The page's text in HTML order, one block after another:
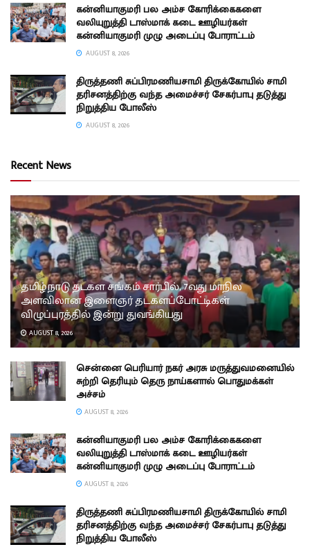
கன்னியாகுமரி பல அம்ச கோரிக்கைகளை
வலியுறுத்தி டாஸ்மாக் கடை ஊழியர்கள்
கன்னியாகுமரி முழு அடைப்பு போராட்டம்
AUGUST 8, 2026
திருத்தணி சுப்பிரமணியசாமி திருக்கோயில் சாமி
தரிசனத்திற்கு வந்த அமைச்சர் சேகர்பாபு தடுத்து
நிறுத்திய போலீஸ்
AUGUST 8, 2026
Recent News
தமிழ்நாடு தடகள சங்கம் சார்பில், 7வது மாநில
அளவிலான இளைஞர் தடகளப்போட்டிகள்
விழுப்புரத்தில் இன்று துவங்கியது
AUGUST 8, 2026
சென்னை பெரியார் நகர் அரசு மருத்துவமனையில்
சுற்றி தெரியும் தெரு நாய்களால் பொதுமக்கள்
அச்சம்
AUGUST 8, 2026
கன்னியாகுமரி பல அம்ச கோரிக்கைகளை
வலியுறுத்தி டாஸ்மாக் கடை ஊழியர்கள்
கன்னியாகுமரி முழு அடைப்பு போராட்டம்
AUGUST 8, 2026
திருத்தணி சுப்பிரமணியசாமி திருக்கோயில் சாமி
தரிசனத்திற்கு வந்த அமைச்சர் சேகர்பாபு தடுத்து
நிறுத்திய போலீஸ்